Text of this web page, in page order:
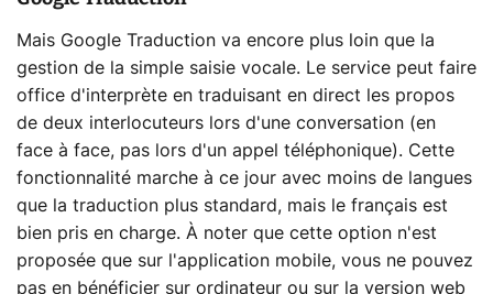
Mais Google Traduction va encore plus loin que la
gestion de la simple saisie vocale. Le service peut faire
office d'interprète en traduisant en direct les propos
de deux interlocuteurs lors d'une conversation (en
face à face, pas lors d'un appel téléphonique). Cette
fonctionnalité marche à ce jour avec moins de langues
que la traduction plus standard, mais le français est
bien pris en charge. À noter que cette option n'est
proposée que sur l'application mobile, vous ne pouvez
pas en bénéficier sur ordinateur ou sur la version web